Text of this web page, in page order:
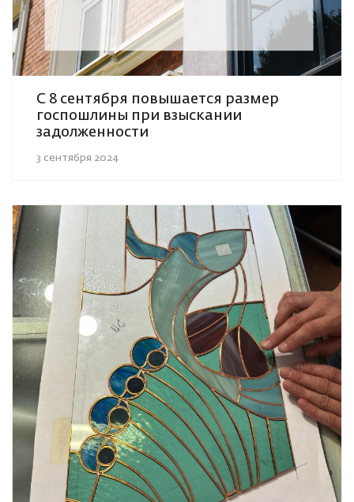
С 8 сентября повышается размер
госпошлины при взыскании
задолженности
3 сентября 2024